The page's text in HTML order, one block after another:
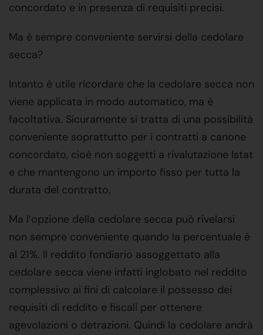
concordato e in presenza di requisiti precisi.
Ma è sempre conveniente servirsi della cedolare
secca?
Intanto è utile ricordare che la cedolare secca non
viene applicata in modo automatico, ma è
facoltativa. Sicuramente si tratta di una possibilità
conveniente soprattutto per i contratti a canone
concordato, cioè non soggetti a rivalutazione Istat
e che mantengono un importo fisso per tutta la
durata del contratto.
Ma l’opzione della cedolare secca può rivelarsi
non sempre conveniente quando la percentuale è
al 21%. Il reddito fondiario assoggettato alla
cedolare secca viene infatti inglobato nel reddito
complessivo ai fini di calcolare il possesso dei
requisiti di reddito e fiscali per ottenere
agevolazioni o detrazioni. Quindi la cedolare andrà